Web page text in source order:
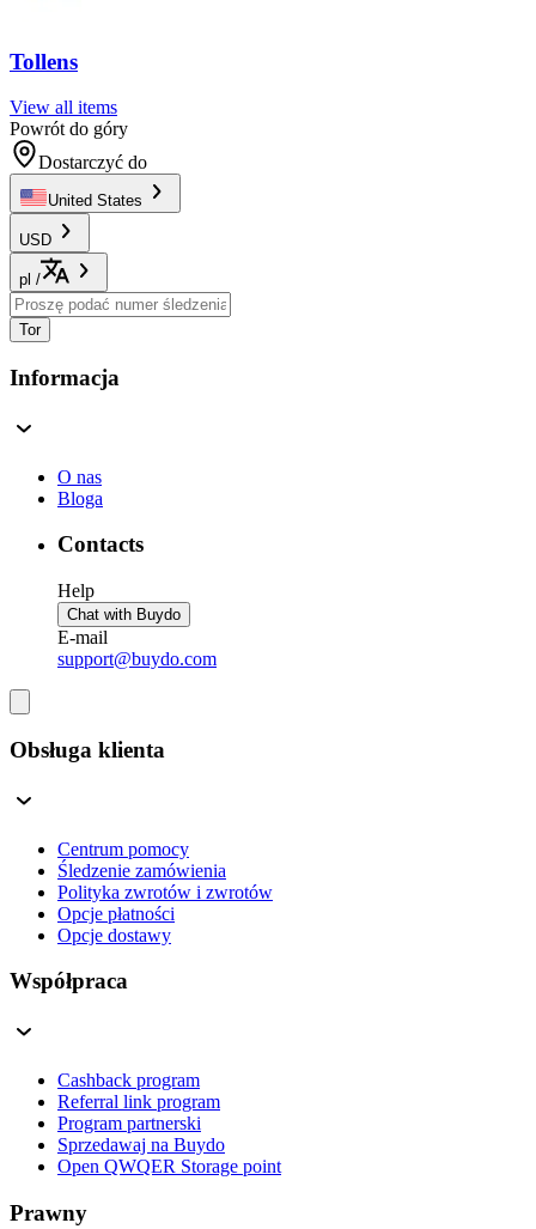
Tollens
View all items
Powrót do góry
Dostarczyć do
United States
USD
pl /
Tor
Informacja
O nas
Bloga
Contacts
Help
Chat with Buydo
E-mail
support@buydo.com
Obsługa klienta
Centrum pomocy
Śledzenie zamówienia
Polityka zwrotów i zwrotów
Opcje płatności
Opcje dostawy
Współpraca
Cashback program
Referral link program
Program partnerski
Sprzedawaj na Buydo
Open QWQER Storage point
Prawny